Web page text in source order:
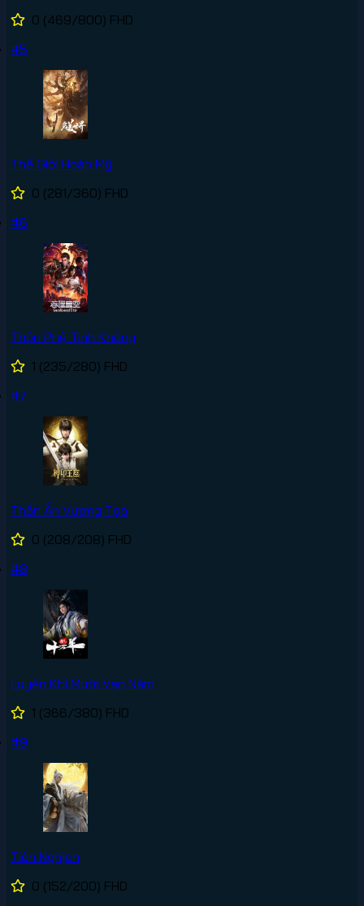
0 (469/800) FHD
#5
Thế Giới Hoàn Mỹ
0 (281/360) FHD
#6
Thôn Phệ Tinh Không
1 (235/280) FHD
#7
Thần Ấn Vương Tọa
0 (208/208) FHD
#8
Luyện Khí Mười Vạn Năm
1 (366/380) FHD
#9
Tiên Nghịch
0 (152/200) FHD